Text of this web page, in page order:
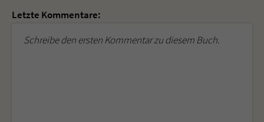
Letzte Kommentare:
Schreibe den ersten Kommentar zu diesem Buch.